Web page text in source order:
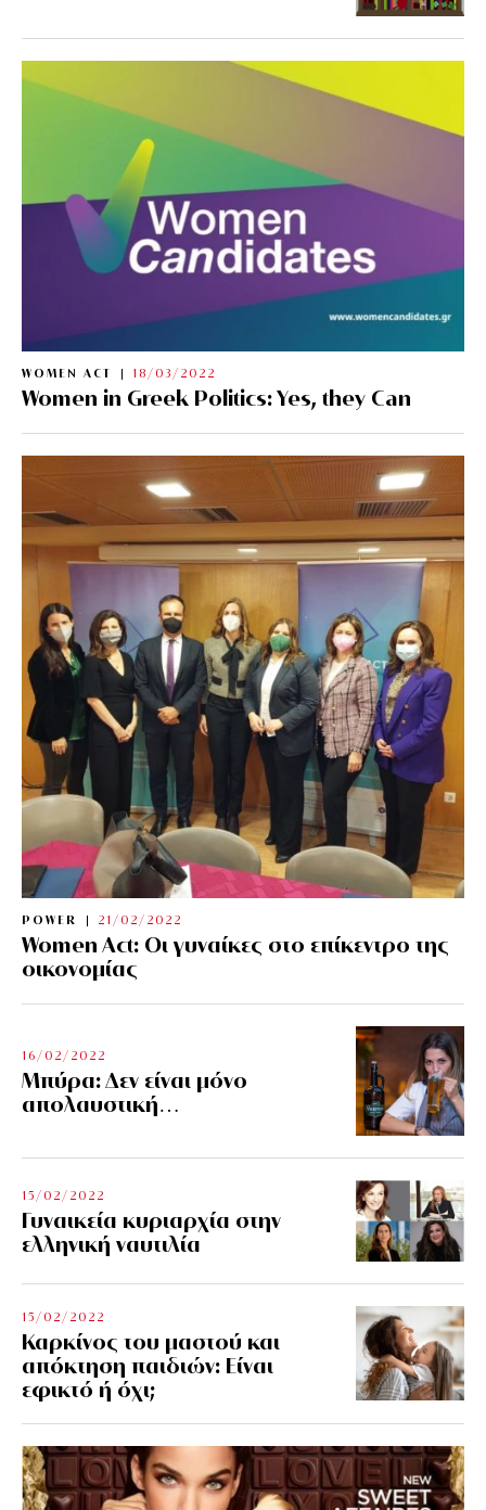
WOMEN ACT 18/03/2022
Women in Greek Politics: Yes, they Can
POWER 21/02/2022
Women Act: Οι γυναίκες στο επίκεντρο της
οικονομίας
16/02/2022
Μπύρα: Δεν είναι μόνο
απολαυστική…
15/02/2022
Γυναικεία κυριαρχία στην
ελληνική ναυτιλία
15/02/2022
Καρκίνος του μαστού και
απόκτηση παιδιών: Είναι
εφικτό ή όχι;